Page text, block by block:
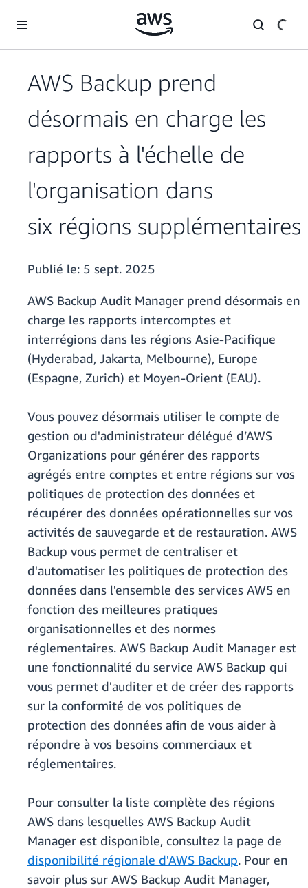
AWS Backup prend
désormais en charge les
rapports à l'échelle de
l'organisation dans
six régions supplémentaires
Publié le: 5 sept. 2025
AWS Backup Audit Manager prend désormais en
charge les rapports intercomptes et
interrégions dans les régions Asie-Pacifique
(Hyderabad, Jakarta, Melbourne), Europe
(Espagne, Zurich) et Moyen-Orient (EAU).
Vous pouvez désormais utiliser le compte de
gestion ou d'administrateur délégué d’AWS
Organizations pour générer des rapports
agrégés entre comptes et entre régions sur vos
politiques de protection des données et
récupérer des données opérationnelles sur vos
activités de sauvegarde et de restauration. AWS
Backup vous permet de centraliser et
d'automatiser les politiques de protection des
données dans l'ensemble des services AWS en
fonction des meilleures pratiques
organisationnelles et des normes
réglementaires. AWS Backup Audit Manager est
une fonctionnalité du service AWS Backup qui
vous permet d'auditer et de créer des rapports
sur la conformité de vos politiques de
protection des données afin de vous aider à
répondre à vos besoins commerciaux et
réglementaires.
Pour consulter la liste complète des régions
AWS dans lesquelles AWS Backup Audit
Manager est disponible, consultez la page de
disponibilité régionale d'AWS Backup. Pour en
savoir plus sur AWS Backup Audit Manager,